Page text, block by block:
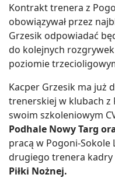
Kontrakt trenera z
obowiązywał przez
Grzesik odpowiadać
do kolejnych
poziomie
Kacper Grzesik ma już
trenerskiej w klubach z
swoim szkoleniowym
Podhale Nowy Targ
pracą w Pogoni-Sokole
drugiego trenera kadry
Piłki Nożnej.